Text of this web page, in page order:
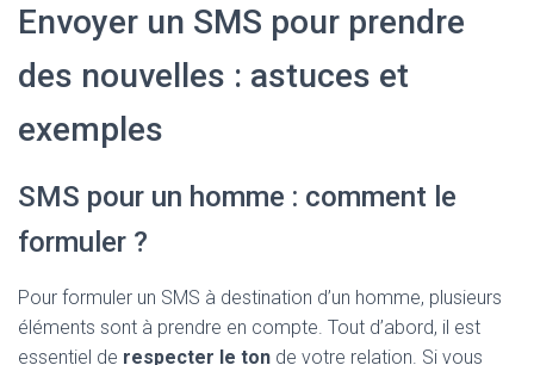
Envoyer un SMS pour prendre
des nouvelles : astuces et
exemples
SMS pour un homme : comment le
formuler ?
Pour formuler un SMS à destination d’un homme, plusieurs
éléments sont à prendre en compte. Tout d’abord, il est
essentiel de respecter le ton de votre relation. Si vous